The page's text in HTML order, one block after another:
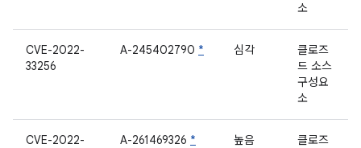
소
CVE-2022-
33256
A-245402790 * 심각
클로즈
드 소스
구성요
소
CVE-2022-
A-261469326 * 높음
클로즈